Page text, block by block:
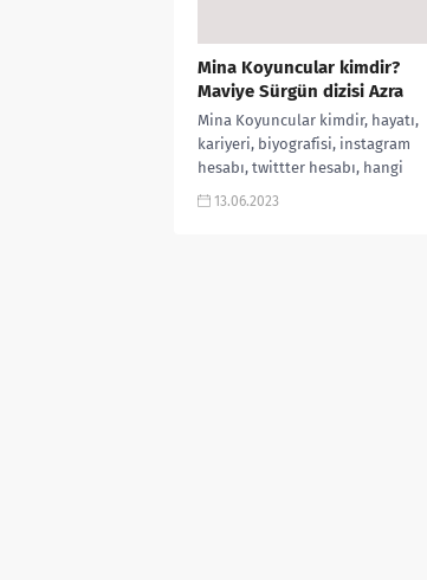
Mina Koyuncular kimdir?
Maviye Sürgün dizisi Azra
Mina Koyuncular kimdir, hayatı,
kariyeri, biyografisi, instagram
hesabı, twittter hesabı, hangi
takımlı, Maviye Sürgün dizisi Azra,
13.06.2023